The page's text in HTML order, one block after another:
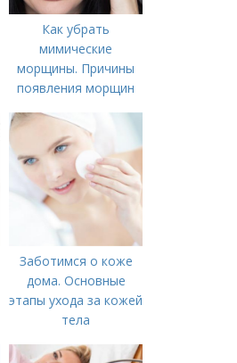
Как убрать
мимические
морщины. Причины
появления морщин
Заботимся о коже
дома. Основные
этапы ухода за кожей
тела